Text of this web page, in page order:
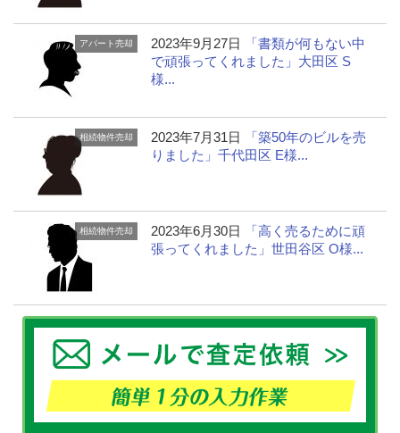
アパート売却 2023年9月27日
「書類が何もない中
で頑張ってくれました」大田区 S
様...
相続物件売却 2023年7月31日
「築50年のビルを売
りました」千代田区 E様...
相続物件売却 2023年6月30日
「高く売るために頑
張ってくれました」世田谷区 O様...